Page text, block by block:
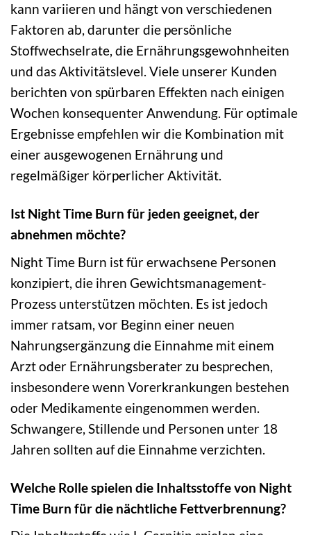
kann variieren und hängt von verschiedenen
Faktoren ab, darunter die persönliche
Stoffwechselrate, die Ernährungsgewohnheiten
und das Aktivitätslevel. Viele unserer Kunden
berichten von spürbaren Effekten nach einigen
Wochen konsequenter Anwendung. Für optimale
Ergebnisse empfehlen wir die Kombination mit
einer ausgewogenen Ernährung und
regelmäßiger körperlicher Aktivität.
Ist Night Time Burn für jeden geeignet, der
abnehmen möchte?
Night Time Burn ist für erwachsene Personen
konzipiert, die ihren Gewichtsmanagement-
Prozess unterstützen möchten. Es ist jedoch
immer ratsam, vor Beginn einer neuen
Nahrungsergänzung die Einnahme mit einem
Arzt oder Ernährungsberater zu besprechen,
insbesondere wenn Vorerkrankungen bestehen
oder Medikamente eingenommen werden.
Schwangere, Stillende und Personen unter 18
Jahren sollten auf die Einnahme verzichten.
Welche Rolle spielen die Inhaltsstoffe von Night
Time Burn für die nächtliche Fettverbrennung?